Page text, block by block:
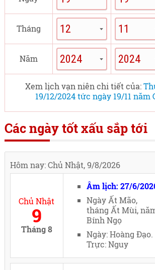
Tháng
Năm
Xem lịch vạn niên chi tiết của:
19/12/2024 tức ngày 19/11 năm
Các ngày tốt xấu sắp tới
Hôm nay: Chủ Nhật, 9/8/2026
Chủ Nhật
9
Tháng 8
Âm lịch: 27/6/
Ngày Ất Mão,
tháng Ất Mùi,
Bính Ngọ
Ngày: Hoàng Đạo.
Trực: Nguy